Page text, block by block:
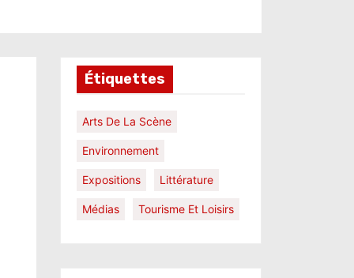
Étiquettes
Arts De La Scène
Environnement
Expositions Littérature
Médias Tourisme Et Loisirs